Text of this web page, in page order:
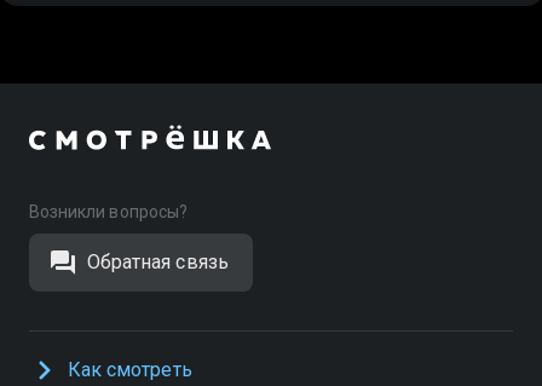
Возникли вопросы?
Обратная связь
Как смотреть